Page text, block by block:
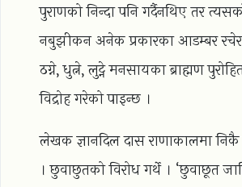
पुराणको निन्दा पनि गर्दैनथिए तर
नबुझीकन अनेक प्रकारका आडम्बर
ठग्ने, धुत्ने, लुट्ने मनसायका ब्राह्मण
विद्रोह गरेको पाइन्छ ।
लेखक ज्ञानदिल दास राणाकालमा निकै
। छुवाछुतको विरोध गर्थे । ‘छुवाछूत